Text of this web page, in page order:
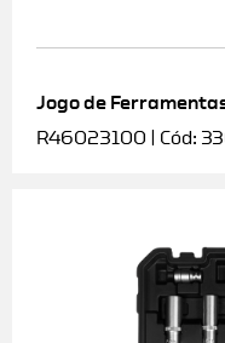
Jogo de
R46023100 | Cód: